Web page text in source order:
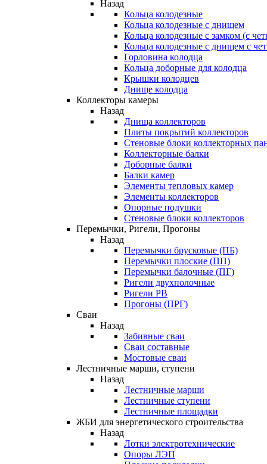
Назад
Кольца колодезные
Кольца колодезные с днищем
Кольца колодезные с замком (с
Кольца колодезные с днищем с
Горловина колодца
Кольца доборные для колодца
Крышки колодцев
Днище колодца
Коллекторы камеры
Назад
Днища коллекторов
Плиты покрытий коллекторов
Стеновые блоки коллекторных
Коллекторные балки
Доборные балки
Балки камер
Элементы тепловых камер
Элементы коллекторов
Опорные подушки
Стеновые блоки коллекторов
Перемычки, Ригели, Прогоны
Назад
Перемычки брусковые (ПБ)
Перемычки плоские (ПП)
Перемычки балочные (ПГ)
Ригели двухполочные
Ригели РВ
Прогоны (ПРГ)
Сваи
Назад
Забивные сваи
Сваи составные
Мостовые сваи
Лестничные марши, ступени
Назад
Лестничные марши
Лестничные ступени
Лестничные площадки
ЖБИ для энергетического строительства
Назад
Лотки электротехнические
Опоры ЛЭП